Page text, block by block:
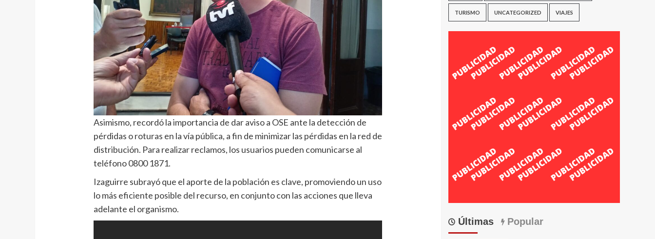
Asimismo, recordó la importancia de dar aviso a OSE ante la detección de
pérdidas o roturas en la vía pública, a fin de minimizar las pérdidas en la red de
distribución. Para realizar reclamos, los usuarios pueden comunicarse al
teléfono 0800 1871.
Izaguirre subrayó que el aporte de la población es clave, promoviendo un uso
lo más eficiente posible del recurso, en conjunto con las acciones que lleva
adelante el organismo.
TURISMO UNCATEGORIZED VIAJES
Últimas Popular